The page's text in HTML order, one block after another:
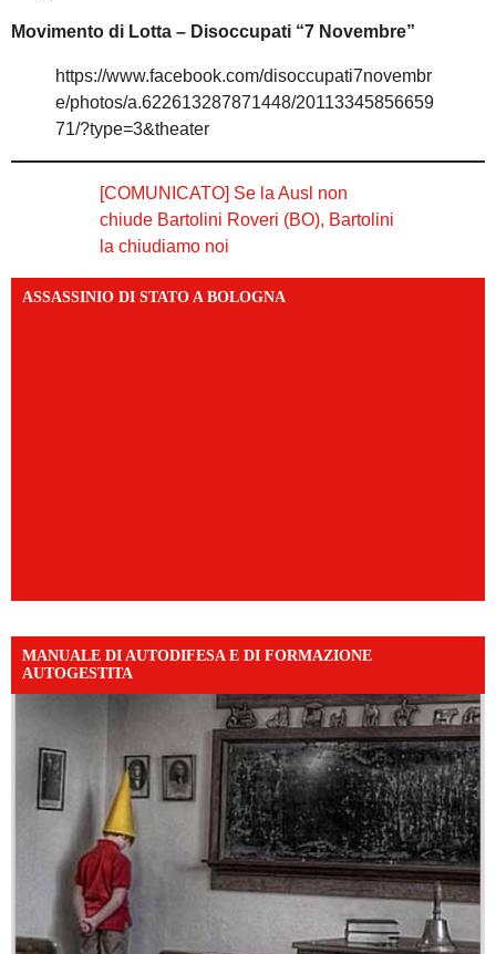
Movimento di Lotta – Disoccupati “7 Novembre”
https://www.facebook.com/disoccupati7novembr
e/photos/a.622613287871448/20113345856659
71/?type=3&theater
[COMUNICATO] Se la Ausl non
chiude Bartolini Roveri (BO), Bartolini
la chiudiamo noi
ASSASSINIO DI STATO A BOLOGNA
MANUALE DI AUTODIFESA E DI FORMAZIONE
AUTOGESTITA